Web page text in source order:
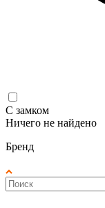
С замком
Ничего не найдено
Бренд